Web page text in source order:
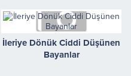
İleriye Dönük Ciddi Düşünen
Bayanlar